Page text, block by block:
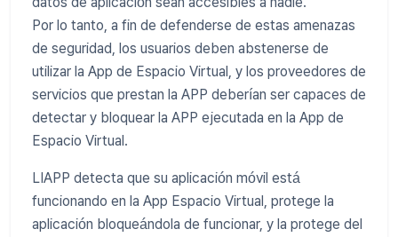
Por lo tanto, a fin de defenderse de estas amenazas
de seguridad, los usuarios deben abstenerse de
utilizar la App de Espacio Virtual, y los proveedores de
servicios que prestan la APP deberían ser capaces de
detectar y bloquear la APP ejecutada en la App de
Espacio Virtual.
LIAPP detecta que su aplicación móvil está
funcionando en la App Espacio Virtual, protege la
aplicación bloqueándola de funcionar, y la protege del